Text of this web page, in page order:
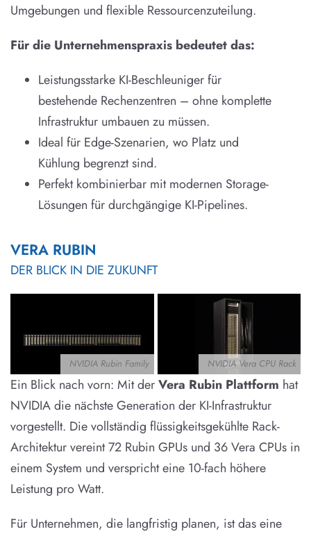
Umgebungen und flexible Ressourcenzuteilung.
Für die Unternehmenspraxis bedeutet das:
Leistungsstarke KI-Beschleuniger für
bestehende Rechenzentren – ohne komplette
Infrastruktur umbauen zu müssen.
Ideal für Edge-Szenarien, wo Platz und
Kühlung begrenzt sind.
Perfekt kombinierbar mit modernen Storage-
Lösungen für durchgängige KI-Pipelines.
VERA RUBIN
DER BLICK IN DIE ZUKUNFT
NVIDIA Rubin Family NVIDIA Vera CPU Rack
Ein Blick nach vorn: Mit derVera Rubin Plattform hat
NVIDIA die nächste Generation der KI-Infrastruktur
vorgestellt. Die vollständig flüssigkeitsgekühlte Rack-
Architektur vereint 72 Rubin GPUs und 36 Vera CPUs in
einem System und verspricht eine 10-fach höhere
Leistung pro Watt.
Für Unternehmen, die langfristig planen, ist das eine